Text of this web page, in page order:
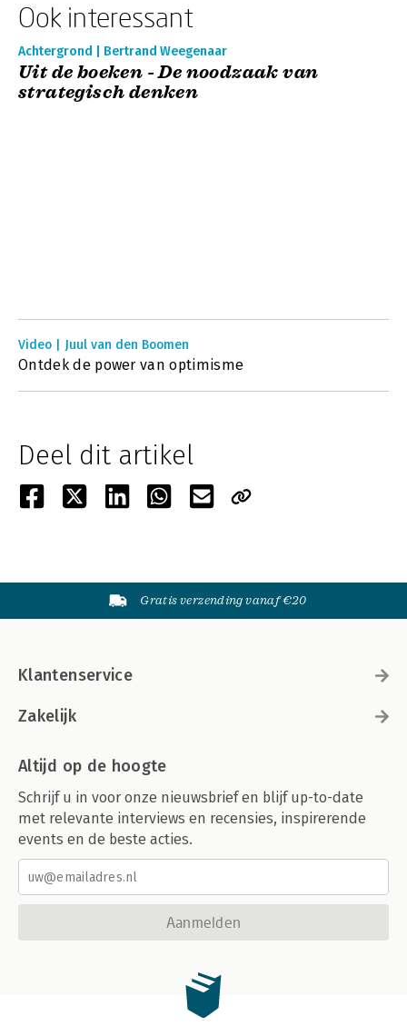
Ook interessant
Achtergrond | Bertrand Weegenaar
Uit de boeken - De noodzaak van
strategisch denken
Video | Juul van den Boomen
Ontdek de power van optimisme
Deel dit artikel
Gratis verzending vanaf €20
Klantenservice
Zakelijk
Altijd op de hoogte
Schrijf u in voor onze nieuwsbrief en blijf up-to-date
met relevante interviews en recensies, inspirerende
events en de beste acties.
Aanmelden